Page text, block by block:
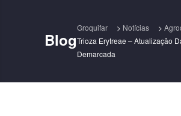
Blog
Groquifar > Notícias >
Trioza Erytreae – Atualização
Demarcada